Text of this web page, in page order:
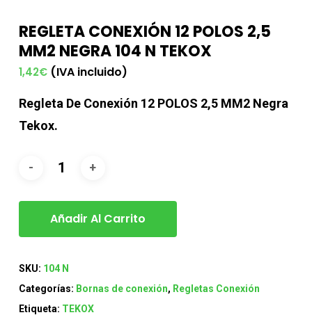
REGLETA CONEXIÓN 12 POLOS 2,5
MM2 NEGRA 104 N TEKOX
1,42€ (IVA incluido)
Regleta De Conexión 12 POLOS 2,5 MM2 Negra
Tekox.
Añadir Al Carrito
SKU: 104 N
Categorías: Bornas de conexión, Regletas Conexión
Etiqueta: TEKOX